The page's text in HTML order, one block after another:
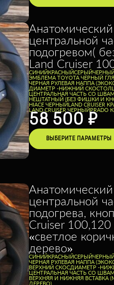
центральной
подогревом(
Land Cruiser
CИНИЙКРАСНЫЙСЕРЫЙ
ЭМБЛЕМА TOYOTA ЧЕРНЫЙ
ЧЕРНАЯ РУЛЕВАЯ НАППА
ДИАМЕТР -НИЖНИЙ СКОС
ЦЕНТРАЛЬНАЯ ЧАСТЬ СО
НЕШТАТНЫЙ (БЕЗ ФИШКИ И
HIACE ЧЕРНЫЙLAND CRUISER
LAND CRUISER ЧЕРНЫЙPRADO
58 500 ₽
ВЫБЕРИТЕ ПАРАМЕТРЫ
центральной
подогрева,
Cruiser 100,120
«светлое
дерево»
CИНИЙКРАСНЫЙСЕРЫЙ
ЧЕРНАЯ РУЛЕВАЯ НАППА
ВЕРХНИЙ СКОСДИАМЕТР -
ЦЕНТРАЛЬНАЯ ЧАСТЬ СО
ВЕРХНЯЯ И НИЖНЯЯ ВСТАВКА
ДЕРЕВО)